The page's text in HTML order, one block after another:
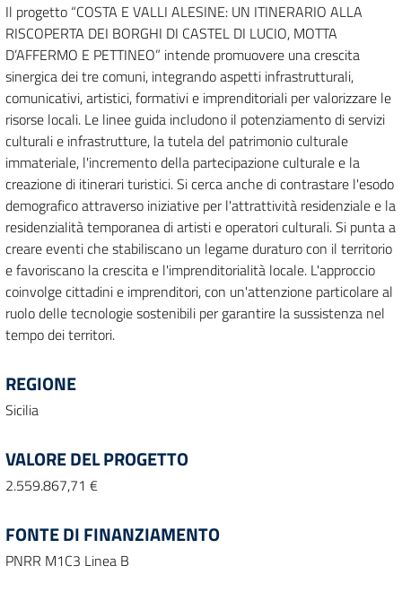
Il progetto “COSTA E VALLI ALESINE: UN ITINERARIO ALLA
RISCOPERTA DEI BORGHI DI CASTEL DI LUCIO, MOTTA
D’AFFERMO E PETTINEO” intende promuovere una crescita
sinergica dei tre comuni, integrando aspetti infrastrutturali,
comunicativi, artistici, formativi e imprenditoriali per valorizzare le
risorse locali. Le linee guida includono il potenziamento di servizi
culturali e infrastrutture, la tutela del patrimonio culturale
immateriale, l'incremento della partecipazione culturale e la
creazione di itinerari turistici. Si cerca anche di contrastare l'esodo
demografico attraverso iniziative per l'attrattività residenziale e la
residenzialità temporanea di artisti e operatori culturali. Si punta a
creare eventi che stabiliscano un legame duraturo con il territorio
e favoriscano la crescita e l'imprenditorialità locale. L'approccio
coinvolge cittadini e imprenditori, con un'attenzione particolare al
ruolo delle tecnologie sostenibili per garantire la sussistenza nel
tempo dei territori.
REGIONE
Sicilia
VALORE DEL PROGETTO
2.559.867,71 €
FONTE DI FINANZIAMENTO
PNRR M1C3 Linea B